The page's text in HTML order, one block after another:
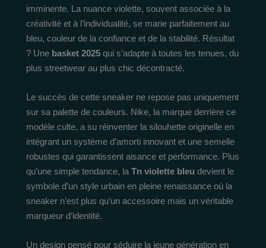
imminente. La nuance violette, souvent associée à la
créativité et à l’individualité, se marie parfaitement au
bleu, couleur de la confiance et de la stabilité. Résultat
? Une basket 2025 qui s’adapte à toutes les tenues, du
plus streetwear au plus chic décontracté.
Le succès de cette sneaker ne repose pas uniquement
sur sa palette de couleurs. Nike, la marque derrière ce
modèle culte, a su réinventer la silouhette originelle en
intégrant un système d’amorti innovant et une semelle
robustes qui garantissent aisance et performance. Plus
qu’une simple tendance, laTn violette bleu devient le
symbole d’un style urbain en pleine renaissance où la
sneaker n’est plus qu’un accessoire mais un véritable
marqueur d’identité.
Un design pensé pour séduire la jeune génération en